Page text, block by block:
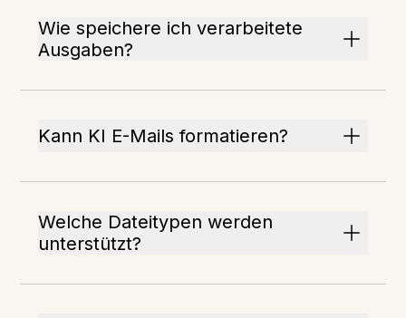
Wie speichere ich verarbeitete
Ausgaben?
Kann KI E-Mails formatieren?
Welche Dateitypen werden
unterstützt?